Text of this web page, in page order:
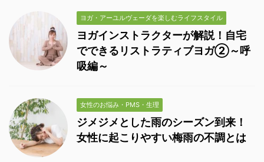
ヨガ・アーユルヴェーダを楽しむライフスタイル
ヨガインストラクターが解説！自宅
でできるリストラティブヨガ②～呼
吸編～
女性のお悩み・PMS・生理
ジメジメとした雨のシーズン到来！
女性に起こりやすい梅雨の不調とは